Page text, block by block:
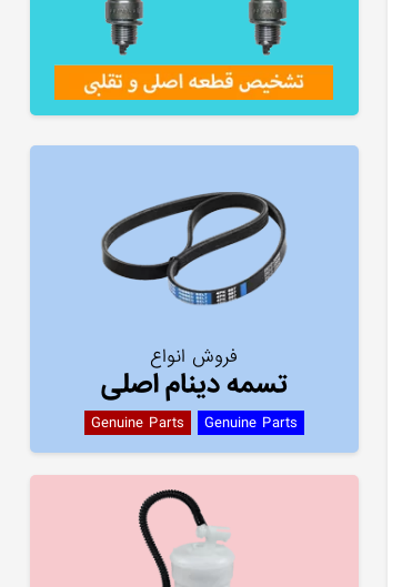
فروش انواع
تسمه دینام اصلی
Genuine Parts Genuine Parts